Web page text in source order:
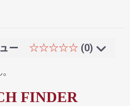
ー ☆☆☆☆☆ (0)
FINDER